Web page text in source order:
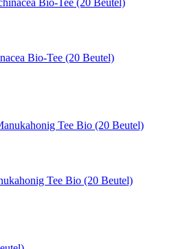
3
1
Bio-Tee (20 Beutel)
Tee Bio (20 Beutel)